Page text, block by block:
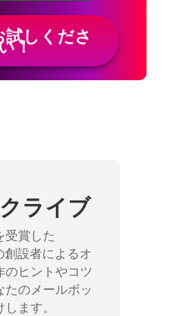
しくださ
！
ライブ
受賞した
設者によるオ
のヒントやコツ
たのメールボッ
ます。